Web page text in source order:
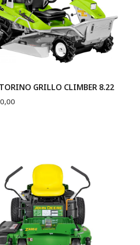
GRILLO CLIMBER 8.22